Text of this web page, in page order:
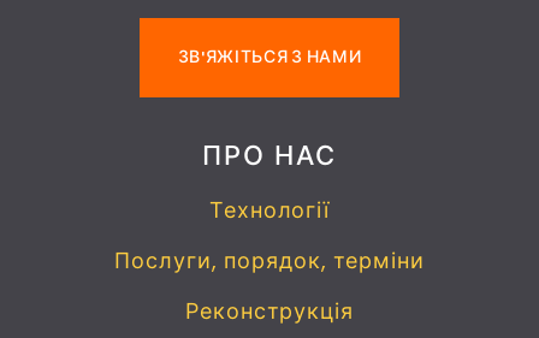
ЗВ'ЯЖІТЬСЯ З НАМИ
ПРО НАС
Технології
Послуги, порядок, терміни
Реконструкція